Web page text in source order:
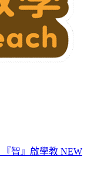
『智』啟學教 NEW